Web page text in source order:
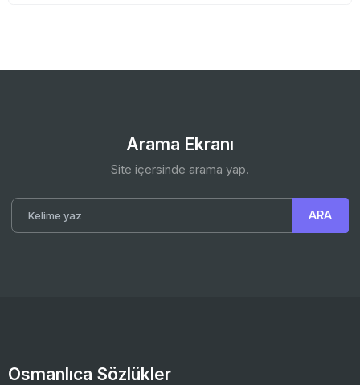
Arama Ekranı
Site içersinde arama yap.
Osmanlıca Sözlükler